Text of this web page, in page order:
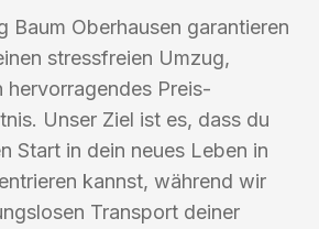
Baum Oberhausen garantieren
stressfreien Umzug,
hervorragendes Preis-
Unser Ziel ist es, dass du
Start in dein neues Leben in
kannst, während wir
Transport deiner